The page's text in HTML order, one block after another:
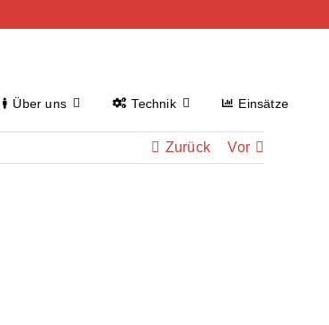
Über uns Technik Einsätze
Zurück Vor